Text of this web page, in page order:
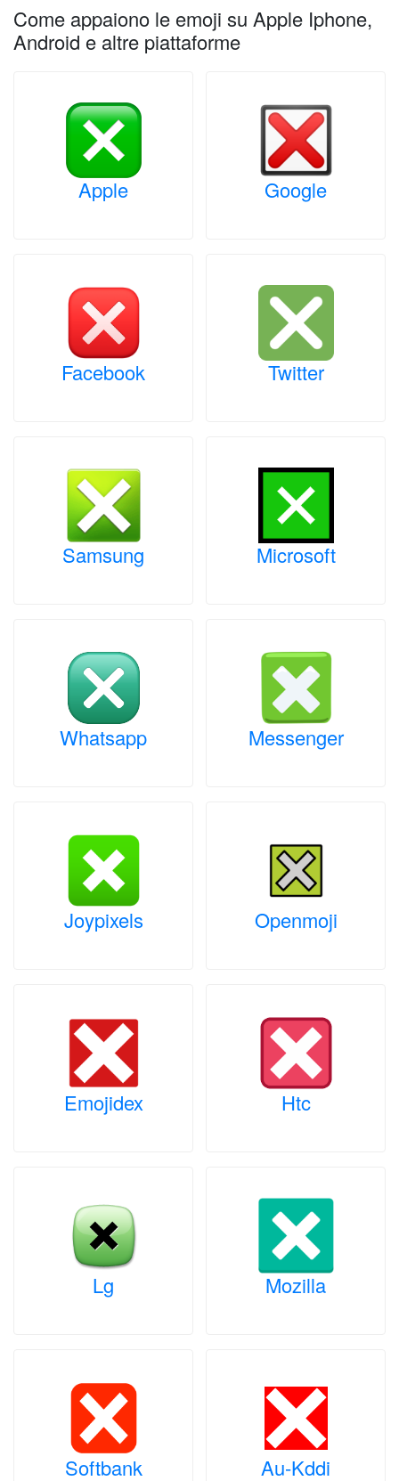
Come appaiono le emoji su Apple Iphone,
Android e altre piattaforme
Apple Google
Facebook Twitter
Samsung Microsoft
Whatsapp Messenger
Joypixels Openmoji
Emojidex Htc
Lg Mozilla
Softbank Au-Kddi